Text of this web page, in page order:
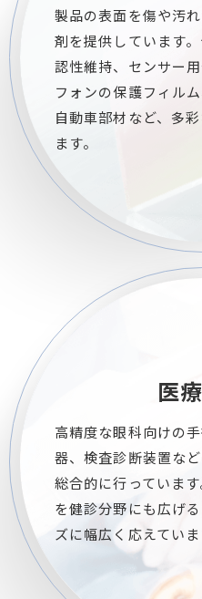
製品の表面を傷や汚
剤を提供しています
認性維持、センサー
フォンの保護フィル
自動車部材など、多
ます。
医
高精度な眼科向けの
器、検査診断装置な
総合的に行っていま
を健診分野にも広げ
ズに幅広く応えていま